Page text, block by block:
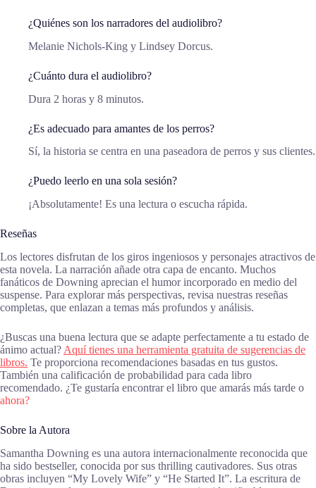
¿Quiénes son los narradores del audiolibro?
Melanie Nichols-King y Lindsey Dorcus.
¿Cuánto dura el audiolibro?
Dura 2 horas y 8 minutos.
¿Es adecuado para amantes de los perros?
Sí, la historia se centra en una paseadora de perros y sus clientes.
¿Puedo leerlo en una sola sesión?
¡Absolutamente! Es una lectura o escucha rápida.
Reseñas
Los lectores disfrutan de los giros ingeniosos y personajes atractivos de
esta novela. La narración añade otra capa de encanto. Muchos
fanáticos de Downing aprecian el humor incorporado en medio del
suspense. Para explorar más perspectivas, revisa nuestras reseñas
completas, que enlazan a temas más profundos y análisis.
¿Buscas una buena lectura que se adapte perfectamente a tu estado de
ánimo actual? Aquí tienes una herramienta gratuita de sugerencias de
libros. Te proporciona recomendaciones basadas en tus gustos.
También una calificación de probabilidad para cada libro
recomendado. ¿Te gustaría encontrar el libro que amarás más tarde o
ahora?
Sobre la Autora
Samantha Downing es una autora internacionalmente reconocida que
ha sido bestseller, conocida por sus thrilling cautivadores. Sus otras
obras incluyen “My Lovely Wife” y “He Started It”. La escritura de